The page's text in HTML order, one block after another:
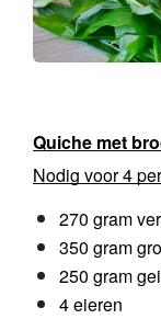
Quiche met
Nodig voor 4
270 gram
350 gram
250 gram
4 eieren